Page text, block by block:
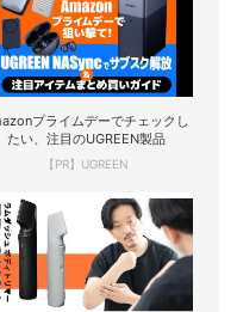
プライムデーでチェックし
たい、注目のUGREEN製品
【PR】UGREEN